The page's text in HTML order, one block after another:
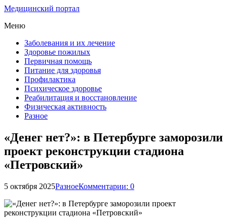
Медицинский портал
Меню
Заболевания и их лечение
Здоровье пожилых
Первичная помощь
Питание для здоровья
Профилактика
Психическое здоровье
Реабилитация и восстановление
Физическая активность
Разное
«Денег нет?»: в Петербурге заморозили
проект реконструкции стадиона
«Петровский»
5 октября 2025РазноеКомментарии: 0